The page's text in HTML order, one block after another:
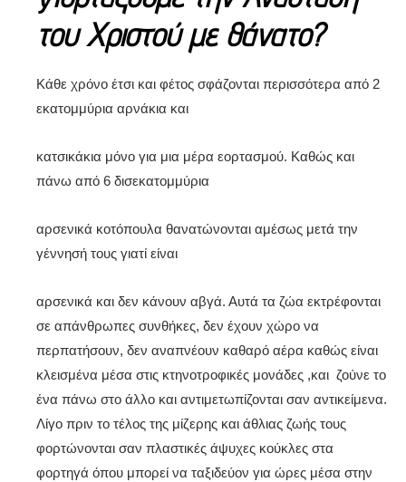
του Χριστού με θάνατο?
Κάθε χρόνο έτσι και φέτος σφάζονται περισσότερα από 2
εκατομμύρια αρνάκια και
κατσικάκια μόνο για μια μέρα εορτασμού. Καθώς και
πάνω από 6 δισεκατομμύρια
αρσενικά κοτόπουλα θανατώνονται αμέσως μετά την
γέννησή τους γιατί είναι
αρσενικά και δεν κάνουν αβγά. Αυτά τα ζώα εκτρέφονται
σε απάνθρωπες συνθήκες, δεν έχουν χώρο να
περπατήσουν, δεν αναπνέουν καθαρό αέρα καθώς είναι
κλεισμένα μέσα στις κτηνοτροφικές μονάδες ,και ζούνε το
ένα πάνω στο άλλο και αντιμετωπίζονται σαν αντικείμενα.
Λίγο πριν το τέλος της μίζερης και άθλιας ζωής τους
φορτώνονται σαν πλαστικές άψυχες κούκλες στα
φορτηγά όπου μπορεί να ταξιδεύον για ώρες μέσα στην